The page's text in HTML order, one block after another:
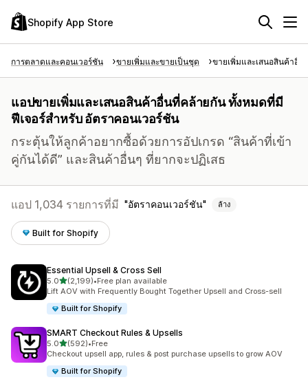
Shopify App Store
การตลาดและคอนเวอร์ชัน ขายเพิ่มและขายเป็นชุด ขายเพิ่มและเสนอสินค้าอื่
แอปขายเพิ่มและเสนอสินค้าอื่นที่คล้ายกัน ทั้งหมดที่มี
ฟีเจอร์สำหรับ อัตราคอนเวอร์ชัน
กระตุ้นให้ลูกค้าอยากซื้อด้วยการอัปเกรด “สินค้าที่เข้า
คู่กันได้ดี” และสินค้าอื่นๆ ที่ยากจะปฏิเสธ
แอป 1,034 รายการที่มี อัตราคอนเวอร์ชัน ล้าง
Built for Shopify
Essential Upsell & Cross Sell
5.0เต็ม 5 ดาว
(2,199)
ทั้งหมด 2199 รีวิว
•Free plan available
Lift AOV with Frequently Bought Together Upsell and Cross-sell
Built for Shopify
SMART Checkout Rules & Upsells
5.0เต็ม 5 ดาว
(592)
ทั้งหมด 592 รีวิว
•Free
Checkout upsell app, rules & post purchase upsells to grow AOV
Built for Shopify